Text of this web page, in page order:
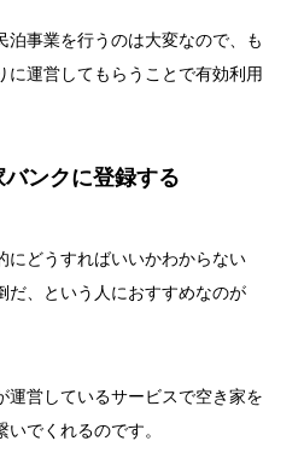
泊事業を行うのは大変なので、も
に運営してもらうことで有効利用
ンクに登録する
にどうすればいいかわからない
だ、という人におすすめなのが
運営しているサービスで空き家を
でくれるのです。